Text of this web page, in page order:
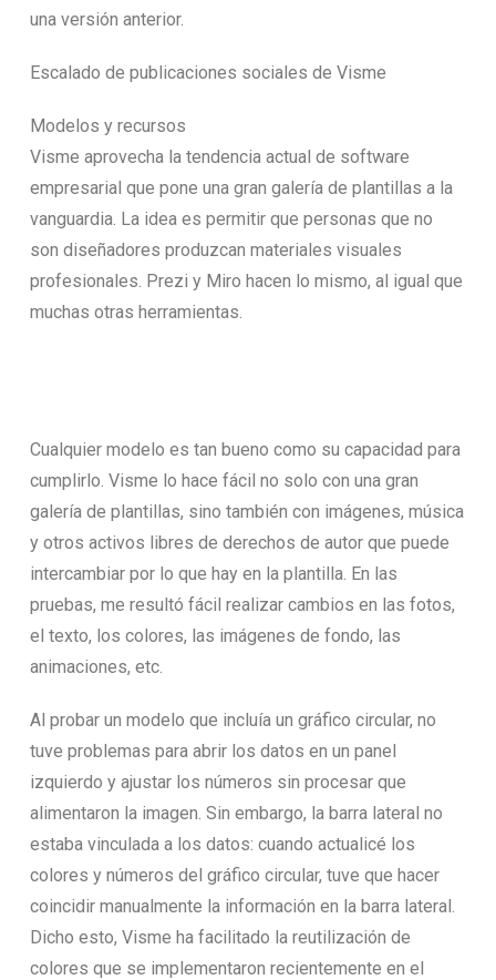
una versión anterior.
Escalado de publicaciones sociales de Visme
Modelos y recursos
Visme aprovecha la tendencia actual de software
empresarial que pone una gran galería de plantillas a la
vanguardia. La idea es permitir que personas que no
son diseñadores produzcan materiales visuales
profesionales. Prezi y Miro hacen lo mismo, al igual que
muchas otras herramientas.
Cualquier modelo es tan bueno como su capacidad para
cumplirlo. Visme lo hace fácil no solo con una gran
galería de plantillas, sino también con imágenes, música
y otros activos libres de derechos de autor que puede
intercambiar por lo que hay en la plantilla. En las
pruebas, me resultó fácil realizar cambios en las fotos,
el texto, los colores, las imágenes de fondo, las
animaciones, etc.
Al probar un modelo que incluía un gráfico circular, no
tuve problemas para abrir los datos en un panel
izquierdo y ajustar los números sin procesar que
alimentaron la imagen. Sin embargo, la barra lateral no
estaba vinculada a los datos: cuando actualicé los
colores y números del gráfico circular, tuve que hacer
coincidir manualmente la información en la barra lateral.
Dicho esto, Visme ha facilitado la reutilización de
colores que se implementaron recientemente en el